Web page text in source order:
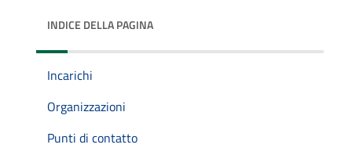
INDICE DELLA PAGINA
Incarichi
Organizzazioni
Punti di contatto